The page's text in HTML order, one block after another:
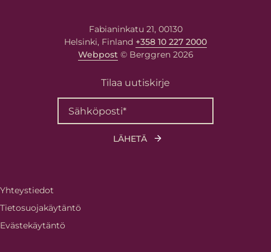
Fabianinkatu 21, 00130
Helsinki, Finland +358 10 227 2000
Webpost© Berggren 2026
Tilaa uutiskirje
Yhteystiedot
Tietosuojakäytäntö
Evästekäytäntö